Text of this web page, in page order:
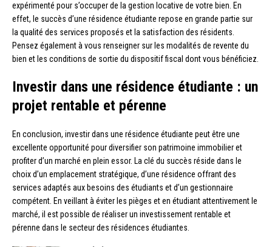
expérimenté pour s’occuper de la gestion locative de votre bien. En
effet, le succès d’une résidence étudiante repose en grande partie sur
la qualité des services proposés et la satisfaction des résidents.
Pensez également à vous renseigner sur les modalités de revente du
bien et les conditions de sortie du dispositif fiscal dont vous bénéficiez.
Investir dans une résidence étudiante : un
projet rentable et pérenne
En conclusion, investir dans une résidence étudiante peut être une
excellente opportunité pour diversifier son patrimoine immobilier et
profiter d’un marché en plein essor. La clé du succès réside dans le
choix d’un emplacement stratégique, d’une résidence offrant des
services adaptés aux besoins des étudiants et d’un gestionnaire
compétent. En veillant à éviter les pièges et en étudiant attentivement le
marché, il est possible de réaliser un investissement rentable et
pérenne dans le secteur des résidences étudiantes.